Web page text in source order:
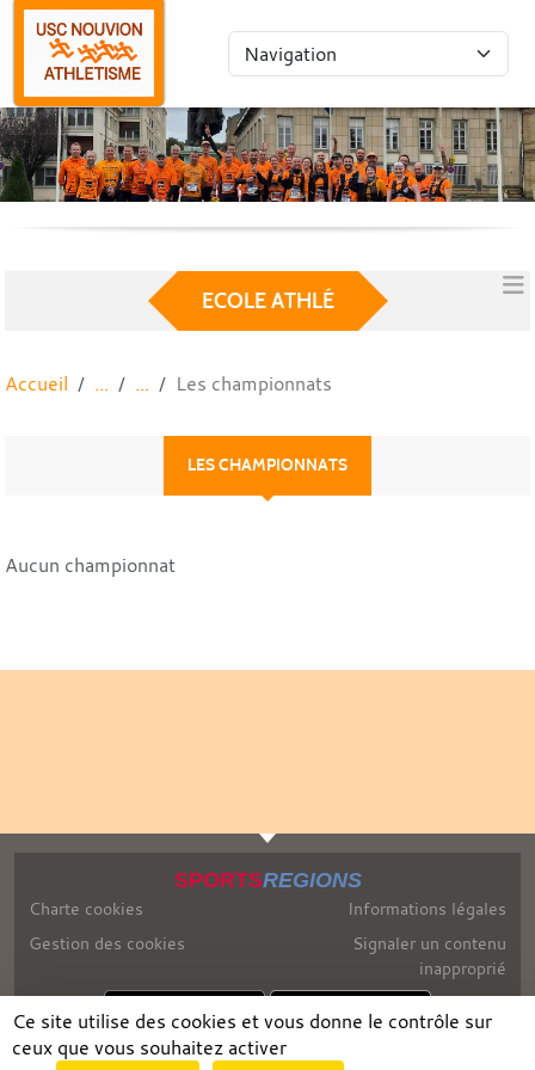
ECOLE ATHLÉ
Accueil Les championnats
LES CHAMPIONNATS
Aucun championnat
SPORTSREGIONS
Charte cookies
Gestion des cookies
Informations légales
Signaler un contenu
inapproprié
Panneau de gestion des cookies
Ce site utilise des cookies et vous donne le contrôle sur
ceux que vous souhaitez activer